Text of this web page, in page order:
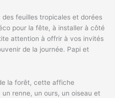
feuilles tropicales et dorées
pour la fête, à installer à côté
attention à offrir à vos invités
de la journée. Papi et
la forêt, cette affiche
renne, un ours, un oiseau et